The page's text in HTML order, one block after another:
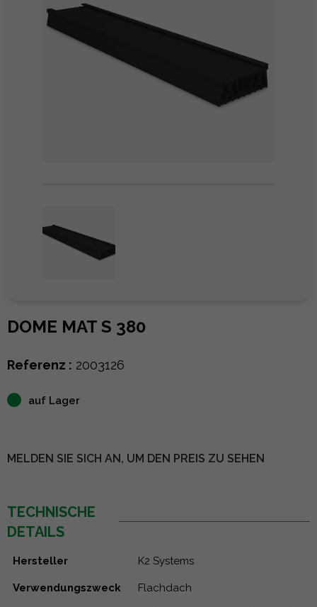
DOME MAT S 380
Referenz : 2003126
auf Lager
MELDEN SIE SICH AN, UM DEN PREIS ZU SEHEN
TECHNISCHE
DETAILS
Hersteller K2 Systems
Verwendungszweck Flachdach